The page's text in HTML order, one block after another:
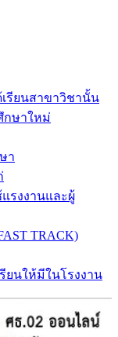
เรียนสาขาวิชานั้น
กษาใหม่
า
รงงานและผู้
TRACK)
ยนให้มีในโรงงาน